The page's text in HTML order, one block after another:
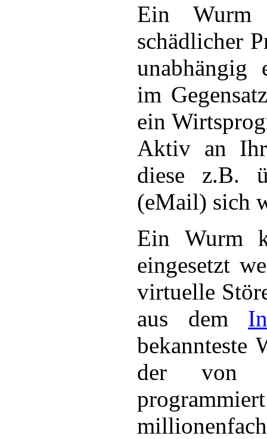
Ein
schädlicher
unabhängig
im
ein
Aktiv an
diese z.B.
(eMail) sich
Ein Wurm
eingesetzt
virtuelle
aus dem
bekannteste
der von